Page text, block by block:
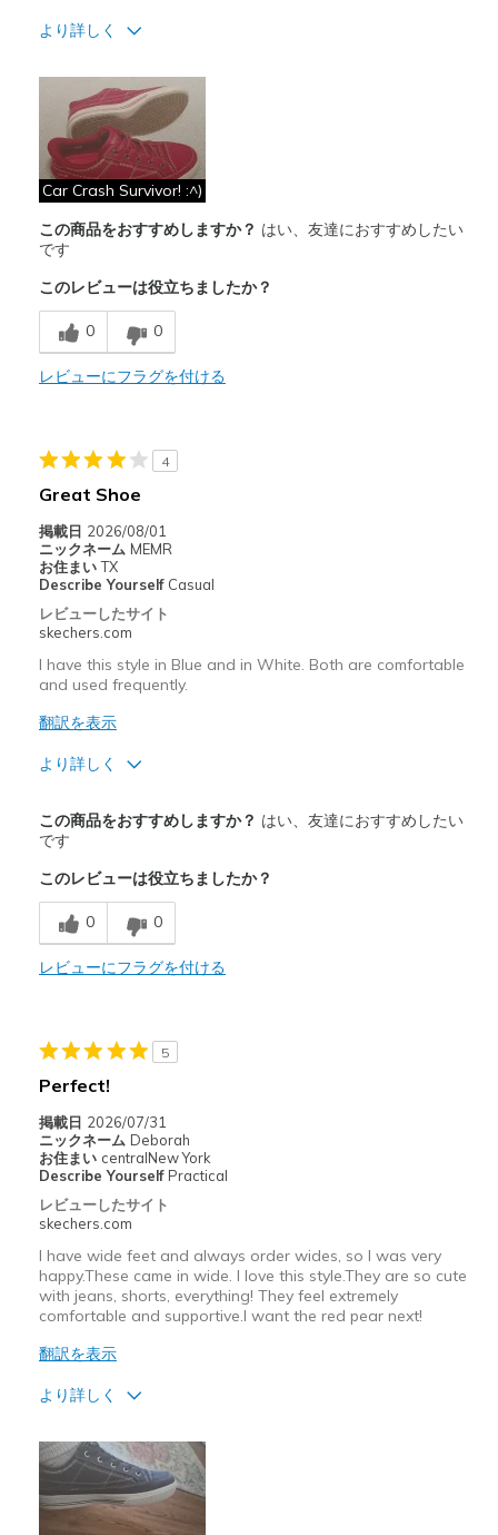
より詳しく
Attractive Design
Breathe Well
Comfortable
Durable
以下に最適
Casual Wear
Width
View On Shoes
Car Crash Survivor! :^)
この商品をおすすめしますか？ はい、友達におすすめしたい
です
このレビューは役立ちましたか？
0 0
レビューにフラグを付ける
4
Great Shoe
掲載日 2026/08/01
ニックネーム MEMR
お住まい TX
Describe Yourself Casual
レビューしたサイト
skechers.com
I have this style in Blue and in White. Both are comfortable
and used frequently.
翻訳を表示
より詳しく
Comfortable
Durable
Stylish
商品が期待と異なったレビュー
以下に最適
Casual Wear
Travel
Width
Feels true to width
Sizing
View On Shoes
この商品をおすすめしますか？ はい、友達におすすめしたい
です
このレビューは役立ちましたか？
0 0
レビューにフラグを付ける
5
Perfect!
掲載日 2026/07/31
ニックネーム Deborah
お住まい centralNew York
Describe Yourself Practical
レビューしたサイト
skechers.com
I have wide feet and always order wides, so I was very
happy.These came in wide. I love this style.They are so cute
with jeans, shorts, everything! They feel extremely
comfortable and supportive.I want the red pear next!
翻訳を表示
より詳しく
Attractive Design
Comfortable